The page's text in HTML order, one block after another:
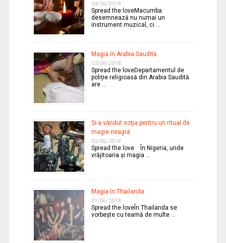
04/06/2018
Spread the loveMacumba
desemnează nu numai un
instrument muzical, ci …
Magia în Arabia Saudită
03/06/2018
Spread the loveDepartamentul de
poliție religioasă din Arabia Saudită
are …
Şi-a vândut soţia pentru un ritual de
magie neagră
02/06/2018
Spread the love În Nigeria, unde
vrăjitoaria şi magia …
Magia în Thailanda
01/06/2018
Spread the loveÎn Thailanda se
vorbeşte cu teamă de multe …